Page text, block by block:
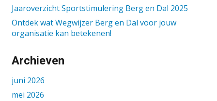
Jaaroverzicht Sportstimulering Berg en Dal 2025
Ontdek wat Wegwijzer Berg en Dal voor jouw
organisatie kan betekenen!
Archieven
juni 2026
mei 2026